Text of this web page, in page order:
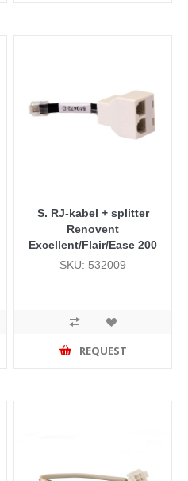
S. RJ-kabel + splitter
Renovent
Excellent/Flair/Ease 200
SKU: 532009
REQUEST